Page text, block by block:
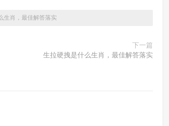
生肖，最佳解答落实
下一篇
生拉硬拽是什么生肖，最佳解答落实